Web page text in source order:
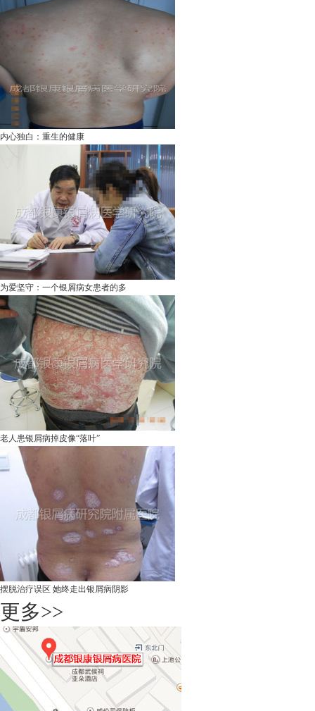
内心独白：重生的健康
为爱坚守：一个银屑病女患者的多
老人患银屑病掉皮像“落叶”
摆脱治疗误区 她终走出银屑病阴影
更多>>